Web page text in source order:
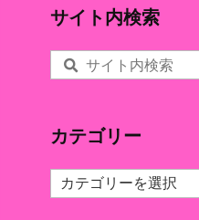
サイト内検索
カテゴリー
カ
テ